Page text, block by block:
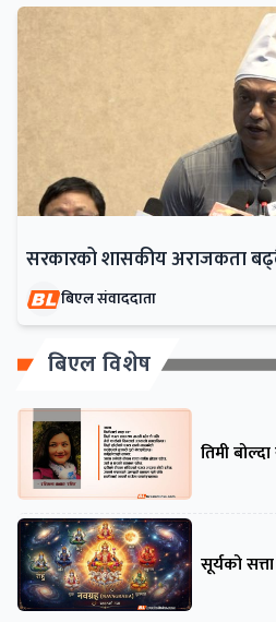
सरकारको शासकीय अराजकता
बिएल संवाददाता
बिएल विशेष
तिमी
सूर्यको सत्ता